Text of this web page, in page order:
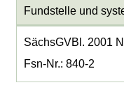
Fundstelle und
SächsGVBl. 2001
Fsn-Nr.: 840-2